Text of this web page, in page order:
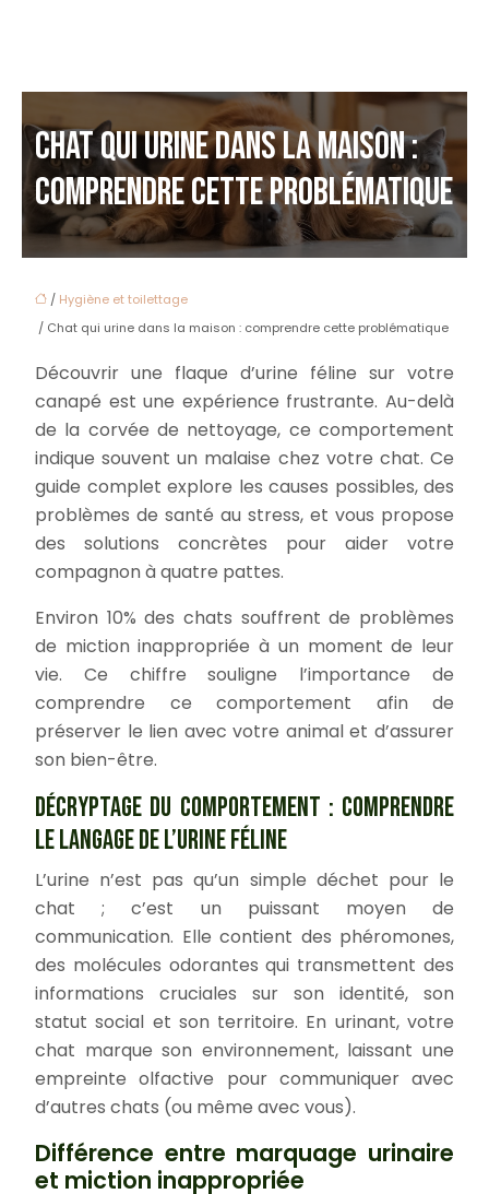
CHAT QUI URINE DANS LA MAISON :
COMPRENDRE CETTE PROBLÉMATIQUE
/ Hygiène et toilettage
/ Chat qui urine dans la maison : comprendre cette problématique
Découvrir une flaque d’urine féline sur votre
canapé est une expérience frustrante. Au-delà
de la corvée de nettoyage, ce comportement
indique souvent un malaise chez votre chat. Ce
guide complet explore les causes possibles, des
problèmes de santé au stress, et vous propose
des solutions concrètes pour aider votre
compagnon à quatre pattes.
Environ 10% des chats souffrent de problèmes
de miction inappropriée à un moment de leur
vie. Ce chiffre souligne l’importance de
comprendre ce comportement afin de
préserver le lien avec votre animal et d’assurer
son bien-être.
DÉCRYPTAGE DU COMPORTEMENT : COMPRENDRE
LE LANGAGE DE L’URINE FÉLINE
L’urine n’est pas qu’un simple déchet pour le
chat ; c’est un puissant moyen de
communication. Elle contient des phéromones,
des molécules odorantes qui transmettent des
informations cruciales sur son identité, son
statut social et son territoire. En urinant, votre
chat marque son environnement, laissant une
empreinte olfactive pour communiquer avec
d’autres chats (ou même avec vous).
Différence entre marquage urinaire
et miction inappropriée